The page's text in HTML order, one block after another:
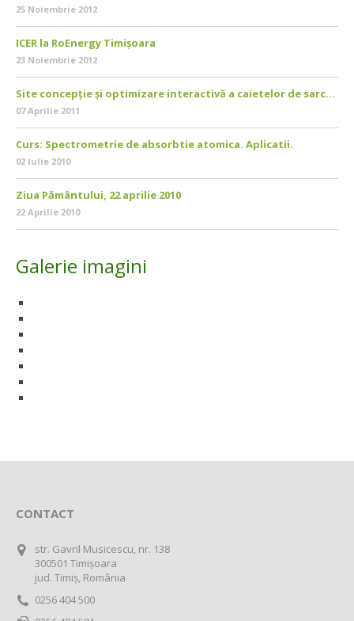
25 Noiembrie 2012
ICER la RoEnergy Timișoara
23 Noiembrie 2012
Site concepție și optimizare interactivă a caietelor de sarc...
07 Aprilie 2011
Curs: Spectrometrie de absorbtie atomica. Aplicatii.
02 Iulie 2010
Ziua Pământului, 22 aprilie 2010
22 Aprilie 2010
Galerie imagini
CONTACT
str. Gavril Musicescu, nr. 138
300501 Timișoara
jud. Timiș, România
0256 404 500